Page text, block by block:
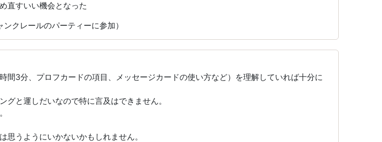
直すいい機会となった
クレールのパーティーに参加）
間3分、プロフカードの項目、メッセージカードの使い方など）を理解していれば十分に
グと運しだいなので特に言及はできません。
思うようにいかないかもしれません。